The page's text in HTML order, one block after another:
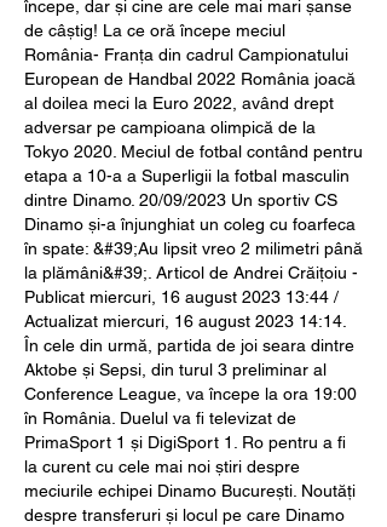
începe, dar și cine are cele mai mari șanse
de câștig! La ce oră începe meciul
România- Franța din cadrul Campionatului
European de Handbal 2022 România joacă
al doilea meci la Euro 2022, având drept
adversar pe campioana olimpică de la
Tokyo 2020. Meciul de fotbal contând pentru
etapa a 10-a a Superligii la fotbal masculin
dintre Dinamo. 20/09/2023 Un sportiv CS
Dinamo și-a înjunghiat un coleg cu foarfeca
în spate: &#39;Au lipsit vreo 2 milimetri până
la plămâni&#39;. Articol de Andrei Crăiţoiu -
Publicat miercuri, 16 august 2023 13:44 /
Actualizat miercuri, 16 august 2023 14:14.
În cele din urmă, partida de joi seara dintre
Aktobe și Sepsi, din turul 3 preliminar al
Conference League, va începe la ora 19:00
în România. Duelul va fi televizat de
PrimaSport 1 și DigiSport 1. Ro pentru a fi
la curent cu cele mai noi știri despre
meciurile echipei Dinamo București. Noutăți
despre transferuri și locul pe care Dinamo